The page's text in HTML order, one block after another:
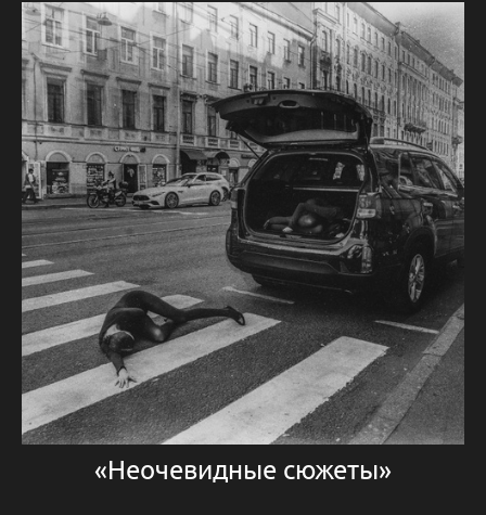
«Неочевидные сюжеты»